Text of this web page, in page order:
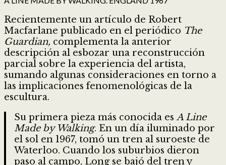
Recientemente un artículo de Robert
Macfarlane publicado en el periódico The
Guardian, complementa la anterior
descripción al esbozar una reconstrucción
parcial sobre la experiencia del artista,
sumando algunas consideraciones en torno a
las implicaciones fenomenológicas de la
escultura.
Su primera pieza más conocida es A Line
Made by Walking. En un día iluminado por
el sol en 1967, tomó un tren al suroeste de
Waterloo. Cuando los suburbios dieron
paso al campo, Long se bajó del tren y